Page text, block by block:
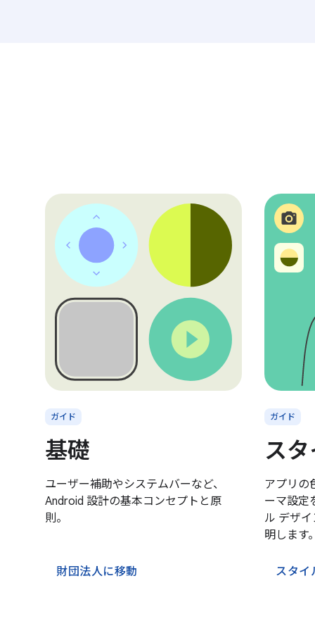
ガイド
基礎
ユーザー補助やシステムバーなど、
Android 設計の基本コンセプトと原
則。
財団法人に移動
ガイド
ス
アプリの
ーマ設定
ル デザ
明します
スタイ